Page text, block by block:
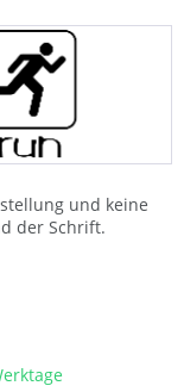
und keine
der Schrift.